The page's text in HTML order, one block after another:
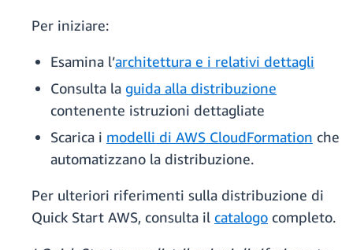
Per iniziare:
Esamina l’architettura e i relativi dettagli
Consulta la guida alla distribuzione
contenente istruzioni dettagliate
Scarica i modelli di AWS CloudFormation che
automatizzano la distribuzione.
Per ulteriori riferimenti sulla distribuzione di
Quick Start AWS, consulta il catalogo completo.